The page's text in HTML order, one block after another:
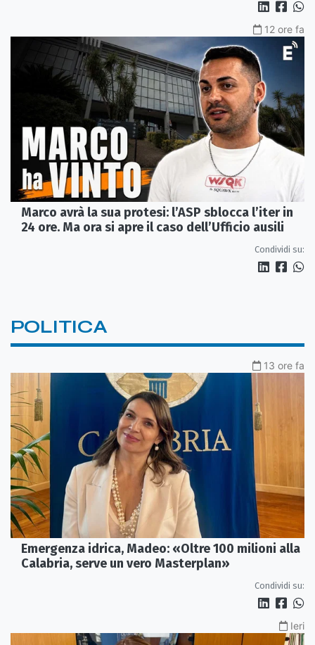
12 ore fa
Marco avrà la sua protesi: l’ASP sblocca l’iter in
24 ore. Ma ora si apre il caso dell’Ufficio ausili
Condividi su:
POLITICA
13 ore fa
Emergenza idrica, Madeo: «Oltre 100 milioni alla
Calabria, serve un vero Masterplan»
Condividi su:
Ieri